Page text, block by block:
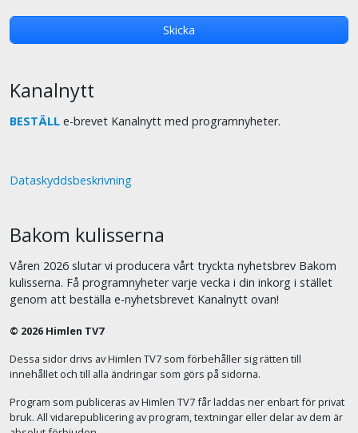
Kanalnytt
BESTÄLL e-brevet Kanalnytt med programnyheter.
Dataskyddsbeskrivning
Bakom kulisserna
Våren 2026 slutar vi producera vårt tryckta nyhetsbrev Bakom
kulisserna. Få programnyheter varje vecka i din inkorg i stället
genom att beställa e-nyhetsbrevet Kanalnytt ovan!
© 2026 Himlen TV7
Dessa sidor drivs av Himlen TV7 som förbehåller sig rätten till
innehållet och till alla ändringar som görs på sidorna.
Program som publiceras av Himlen TV7 får laddas ner enbart för privat
bruk. All vidarepublicering av program, textningar eller delar av dem är